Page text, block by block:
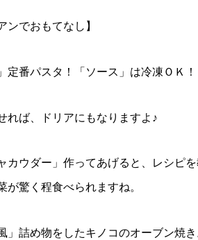
ンでおもてなし】
定番パスタ！「ソース」は冷凍ＯＫ！
れば、ドリアにもなりますよ♪
カウダー」作ってあげると、レシピ
が驚く程食べられますね。
」詰め物をしたキノコのオーブン焼き